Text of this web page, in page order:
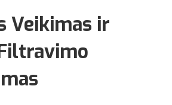
Veikimas ir